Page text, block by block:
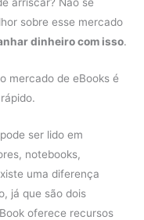
sobre esse mercado
dinheiro com isso.
mercado de eBooks é
ser lido em
notebooks,
uma diferença
já que são dois
oferece recursos